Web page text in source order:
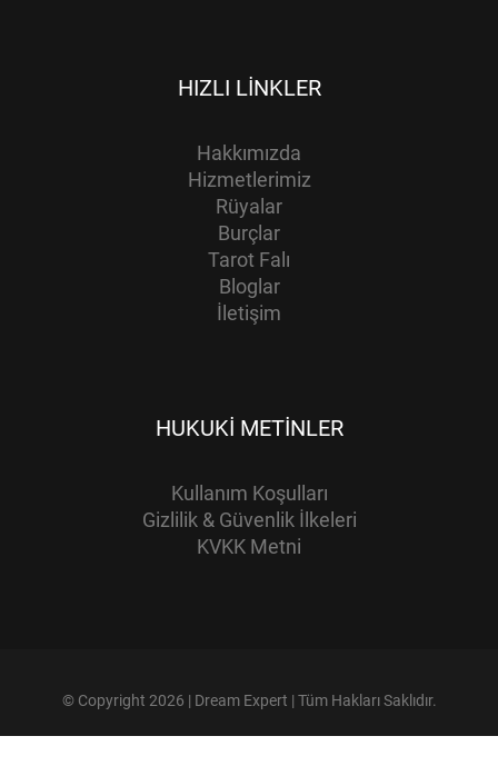
HIZLI LINKLER
Hakkımızda
Hizmetlerimiz
Rüyalar
Burçlar
Tarot Falı
Bloglar
İletişim
HUKUKI METINLER
Kullanım Koşulları
Gizlilik & Güvenlik İlkeleri
KVKK Metni
© Copyright 2026 | Dream Expert | Tüm Hakları Saklıdır.